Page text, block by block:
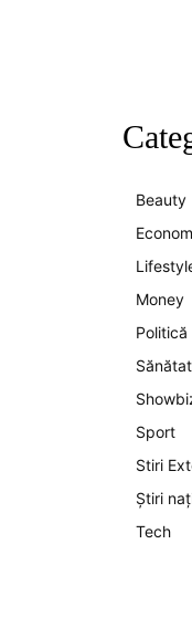
Beauty
Money
Politică
Sport
Stiri
Știri
Tech